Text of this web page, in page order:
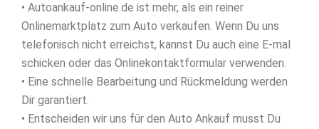
• Autoankauf-online.de ist mehr, als ein reiner
Onlinemarktplatz zum Auto verkaufen. Wenn Du uns
telefonisch nicht erreichst, kannst Du auch eine E-mal
schicken oder das Onlinekontaktformular verwenden.
• Eine schnelle Bearbeitung und Rückmeldung werden
Dir garantiert.
• Entscheiden wir uns für den Auto Ankauf musst Du